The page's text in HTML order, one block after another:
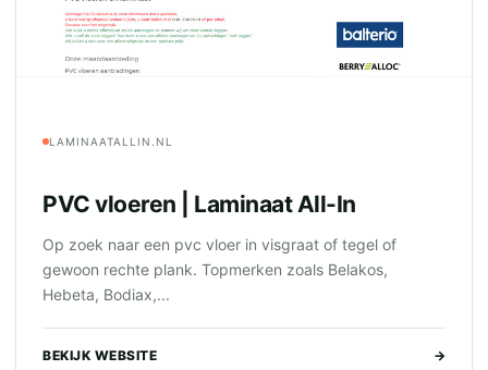
LAMINAATALLIN.NL
PVC vloeren | Laminaat All-In
Op zoek naar een pvc vloer in visgraat of tegel of
gewoon rechte plank. Topmerken zoals Belakos,
Hebeta, Bodiax,...
BEKIJK WEBSITE →